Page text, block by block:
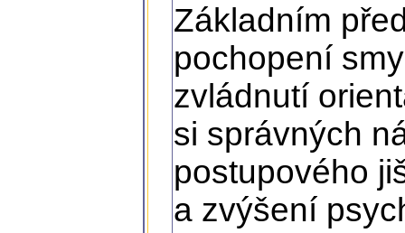
Základním
pochopení
zvládnutí
si správných
postupového
a zvýšení